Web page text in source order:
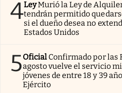
4LeyMurió la Ley de
tendrán permitido
si el dueño desea no
Estados Unidos
5Oficial Confirmado por las
agosto vuelve el servicio
jóvenes de entre 18 y 39
Ejército